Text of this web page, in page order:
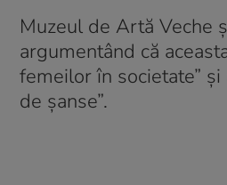
Muzeul de Artă Veche
argumentând că
femeilor în societate”
de șanse”.